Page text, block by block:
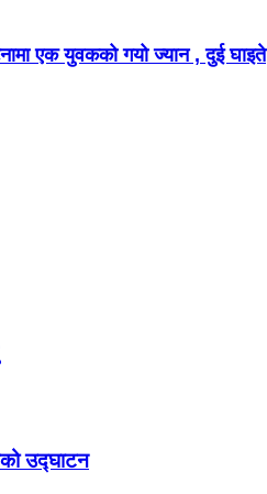
एक युवकको गयो ज्यान , दुई घाइते
उद्घाटन